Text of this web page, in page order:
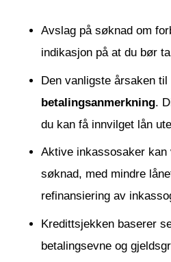
Avslag på søknad om
indikasjon på at du bør
Den vanligste årsaken til
betalingsanmerkning.
du kan få innvilget lån
Aktive inkassosaker
søknad, med mindre
refinansiering av
Kredittsjekken baserer
betalingsevne og